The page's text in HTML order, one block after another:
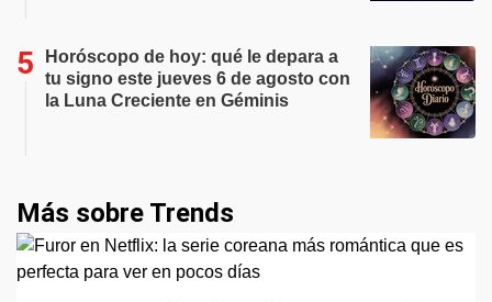
Horóscopo de hoy: qué le depara a
tu signo este jueves 6 de agosto con
la Luna Creciente en Géminis
Más sobre Trends